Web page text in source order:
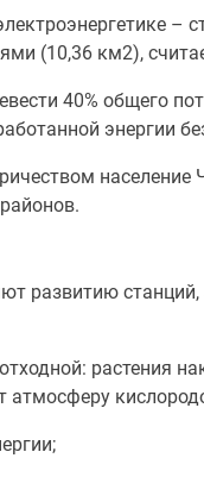
(10,36 км2),
40% общего
энергии
развитию
растения
атмосферу